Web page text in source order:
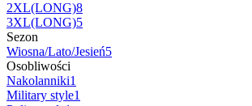
2XL(LONG)8
3XL(LONG)5
Sezon
Wiosna/Lato/Jesień5
Osobliwości
Nakolanniki1
Military style1